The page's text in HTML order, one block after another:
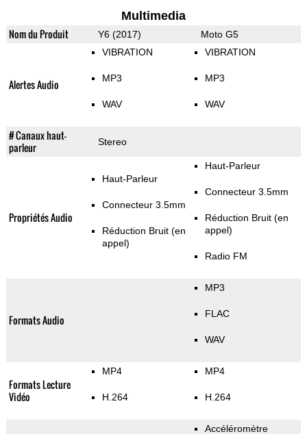
Multimedia
Nom du Produit Y6 (2017) Moto G5
Alertes Audio
VIBRATION
MP3
WAV
VIBRATION
MP3
WAV
# Canaux haut-
parleur
Stereo
Propriétés Audio
Haut-Parleur
Connecteur 3.5mm
Réduction Bruit (en
appel)
Haut-Parleur
Connecteur 3.5mm
Réduction Bruit (en
appel)
Radio FM
Formats Audio
MP3
FLAC
WAV
Formats Lecture
Vidéo
MP4
H.264
MP4
H.264
Accéléromètre